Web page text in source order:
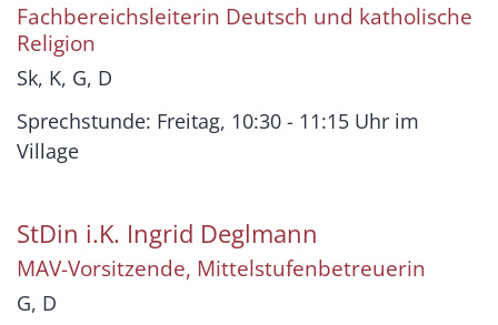
Fachbereichsleiterin Deutsch und katholische
Religion
Sk, K, G, D
Sprechstunde: Freitag, 10:30 - 11:15 Uhr im
Village
StDin i.K. Ingrid Deglmann
MAV-Vorsitzende, Mittelstufenbetreuerin
G, D